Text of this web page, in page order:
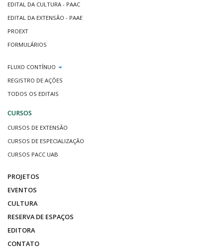
EDITAL DA CULTURA - PAAC
EDITAL DA EXTENSÃO - PAAE
PROEXT
FORMULÁRIOS
FLUXO CONTÍNUO
REGISTRO DE AÇÕES
TODOS OS EDITAIS
CURSOS
CURSOS DE EXTENSÃO
CURSOS DE ESPECIALIZAÇÃO
CURSOS PACC UAB
PROJETOS
EVENTOS
CULTURA
RESERVA DE ESPAÇOS
EDITORA
CONTATO